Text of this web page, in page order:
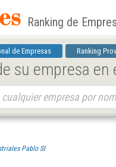
Ranking de
de Empresas Ranking
su empresa
Pablo Sl